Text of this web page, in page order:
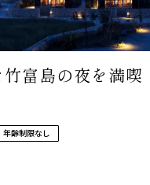
竹富島の夜を満
年齢制限なし